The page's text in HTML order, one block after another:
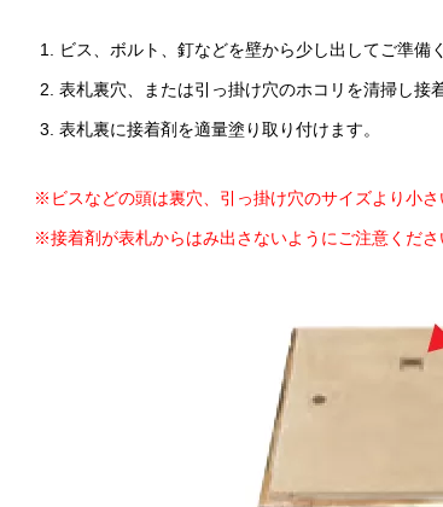
ビス、ボルト、釘などを壁から少し出してご準備
表札裏穴、または引っ掛け穴のホコリを清掃し接
表札裏に接着剤を適量塗り取り付けます。
※ビスなどの頭は裏穴、引っ掛け穴のサイズより小さ
※接着剤が表札からはみ出さないようにご注意くださ